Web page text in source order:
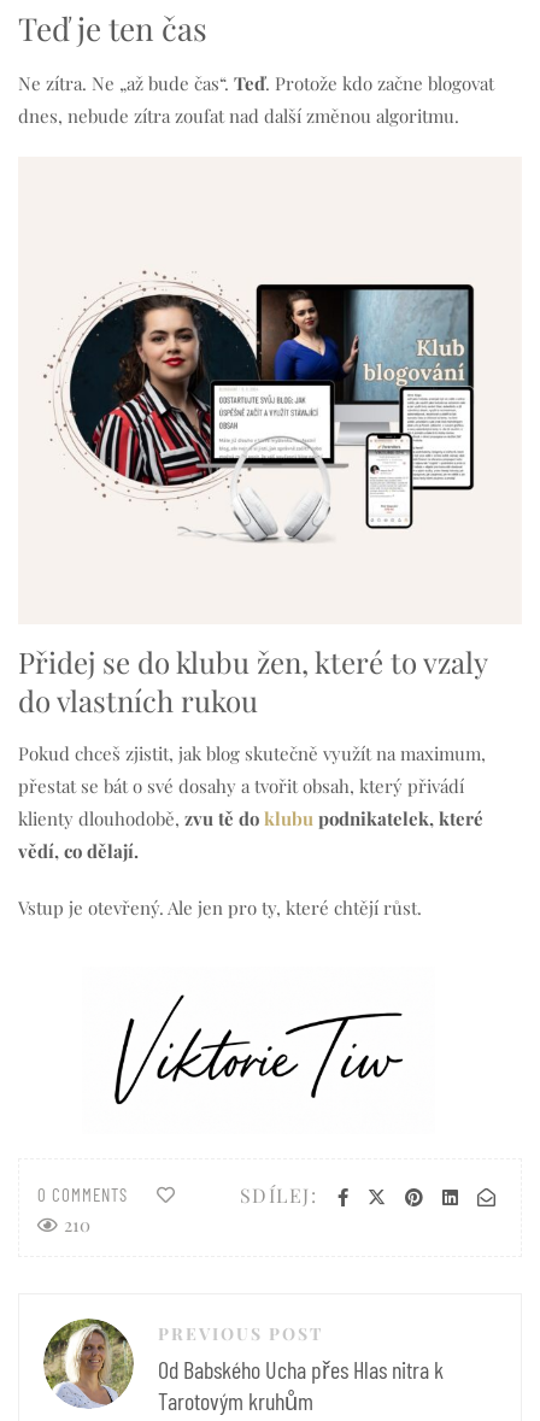
Teď je ten čas
Ne zítra. Ne „až bude čas“. Teď. Protože kdo začne blogovat
dnes, nebude zítra zoufat nad další změnou algoritmu.
Přidej se do klubu žen, které to vzaly
do vlastních rukou
Pokud chceš zjistit, jak blog skutečně využít na maximum,
přestat se bát o své dosahy a tvořit obsah, který přivádí
klienty dlouhodobě, zvu tě do klubu podnikatelek, které
vědí, co dělají.
Vstup je otevřený. Ale jen pro ty, které chtějí růst.
SDÍLEJ:
0 COMMENTS
210
Navigace
pro
příspěvek
PREVIOUS POST
Od Babského Ucha přes Hlas nitra k
Tarotovým kruhům